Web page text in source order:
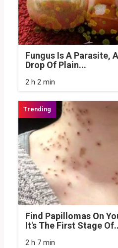
Fungus Is A Parasite,
Drop Of Plain...
2 h 2 min
Find Papillomas On
It's The First Stage
2 h 7 min